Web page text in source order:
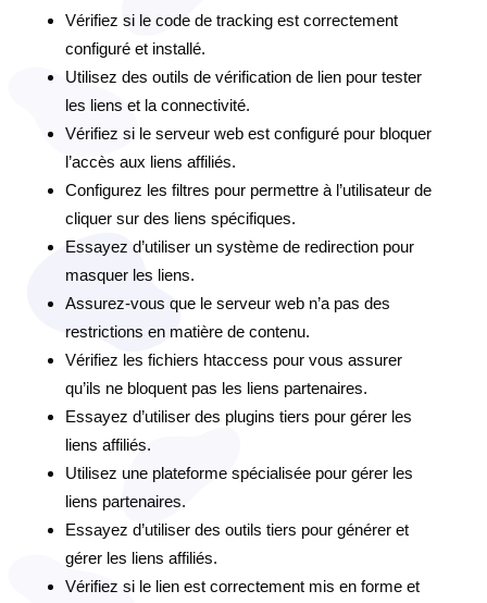
Vérifiez si le code de tracking est correctement
configuré et installé.
Utilisez des outils de vérification de lien pour tester
les liens et la connectivité.
Vérifiez si le serveur web est configuré pour bloquer
l’accès aux liens affiliés.
Configurez les filtres pour permettre à l’utilisateur de
cliquer sur des liens spécifiques.
Essayez d’utiliser un système de redirection pour
masquer les liens.
Assurez-vous que le serveur web n’a pas des
restrictions en matière de contenu.
Vérifiez les fichiers htaccess pour vous assurer
qu’ils ne bloquent pas les liens partenaires.
Essayez d’utiliser des plugins tiers pour gérer les
liens affiliés.
Utilisez une plateforme spécialisée pour gérer les
liens partenaires.
Essayez d’utiliser des outils tiers pour générer et
gérer les liens affiliés.
Vérifiez si le lien est correctement mis en forme et